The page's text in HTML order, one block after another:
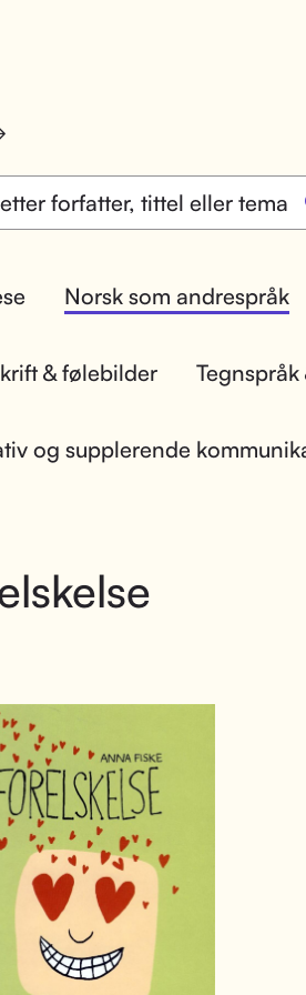
Norsk som andrespråk
& følebilder Tegnspråk
og supplerende